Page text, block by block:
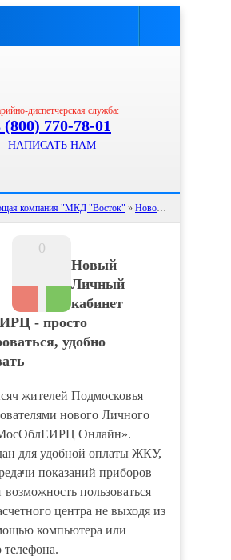
диспетчерская служба:
(800) 770-78-01
НАПИСАТЬ НАМ
компания "МКД "Восток" » Новости
0
Новый
Личный
кабинет
- просто
удобно
жителей Подмосковья
нового Личного
Онлайн».
для удобной оплаты ЖКУ,
показаний приборов
возможность пользоваться
центра не выходя из
компьютера или